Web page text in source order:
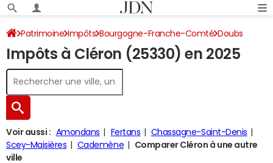
Patrimoine Impôts Bourgogne-Franche-Comté Doubs
Cléron Impôt sur le revenu
Impôts à Cléron (25330) en 2025
Voir aussi : Amondans Fertans
Chassagne-Saint-Denis
Scey-Maisières
Cademène
Comparer Cléron à une autre
ville